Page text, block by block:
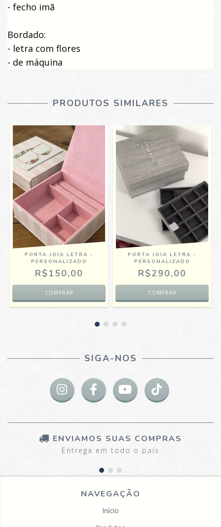
- fecho imã
Bordado:
- letra com flores
- de máquina
PRODUTOS SIMILARES
PORTA JOIA LETRA -
PERSONALIZADO
R$150,00
PORTA JOIA LETRA -
PERSONALIZADO
R$290,00
SIGA-NOS
ENVIAMOS SUAS COMPRAS
Entrega em todo o país
NAVEGAÇÃO
Início